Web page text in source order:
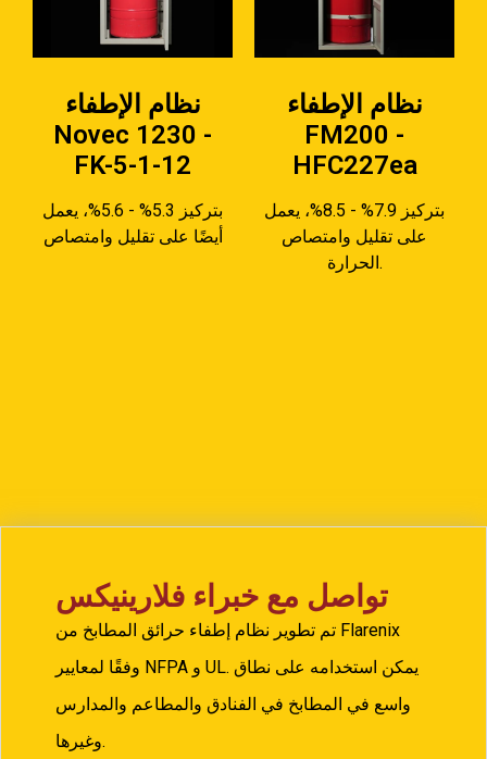
نظام الإطفاء
Novec 1230 -
FK-5-1-12
بتركيز 5.3% - 5.6%، يعمل
أيضًا على تقليل وامتصاص
نظام الإطفاء
FM200 -
HFC227ea
بتركيز 7.9% - 8.5%، يعمل
على تقليل وامتصاص
الحرارة.
تواصل مع خبراء فلارينيكس
تم تطوير نظام إطفاء حرائق المطابخ من Flarenix
وفقًا لمعايير NFPA و UL. يمكن استخدامه على نطاق
واسع في المطابخ في الفنادق والمطاعم والمدارس
وغيرها.